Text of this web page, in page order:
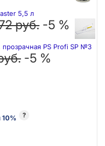
5,5 л
руб. -5 %
PS Profi SP №3
-5 %
?